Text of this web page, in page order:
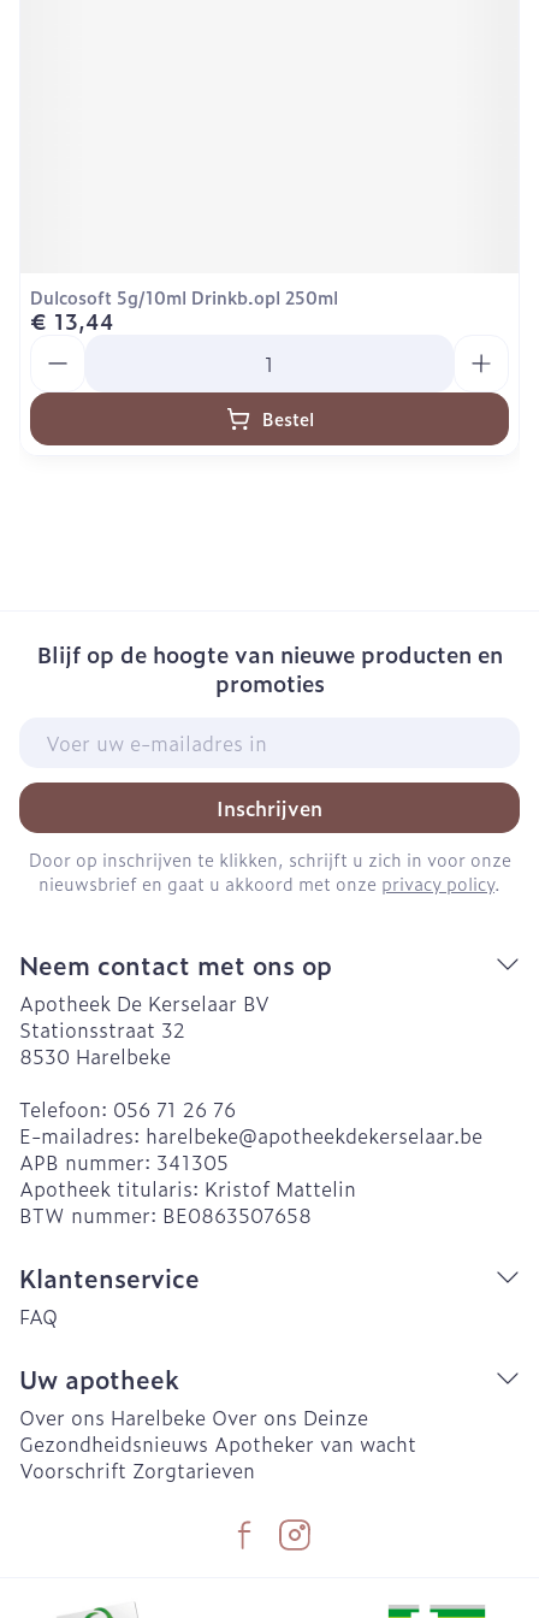
Dulcosoft 5g/10ml Drinkb.opl 250ml
€ 13,44
Bestel
Blijf op de hoogte van nieuwe producten en
promoties
Inschrijven
Door op inschrijven te klikken, schrijft u zich in voor onze
nieuwsbrief en gaat u akkoord met onze privacy policy.
Neem contact met ons op
Apotheek De Kerselaar BV
Stationsstraat 32
8530 Harelbeke
Telefoon: 056 71 26 76
E-mailadres: harelbeke@apotheekdekerselaar.be
APB nummer: 341305
Apotheek titularis: Kristof Mattelin
BTW nummer: BE0863507658
Klantenservice
FAQ
Uw apotheek
Over ons Harelbeke Over ons Deinze
Gezondheidsnieuws Apotheker van wacht
Voorschrift Zorgtarieven